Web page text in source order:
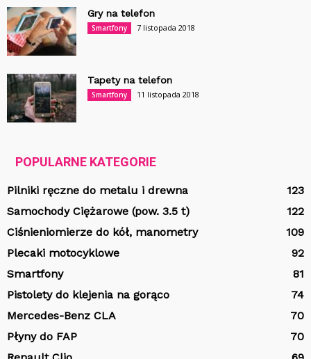
Gry na telefon
Smartfony 7 listopada 2018
Tapety na telefon
Smartfony 11 listopada 2018
POPULARNE KATEGORIE
Pilniki ręczne do metalu i drewna
123
Samochody Ciężarowe (pow. 3.5 t)
122
Ciśnieniomierze do kół, manometry
109
Plecaki motocyklowe
92
Smartfony
81
Pistolety do klejenia na gorąco
74
Mercedes-Benz CLA
70
Płyny do FAP
70